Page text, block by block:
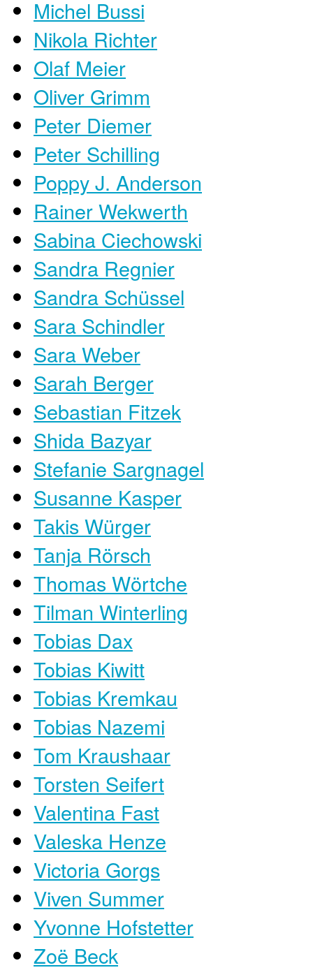
Michel Bussi
Nikola Richter
Olaf Meier
Oliver Grimm
Peter Diemer
Peter Schilling
Poppy J. Anderson
Rainer Wekwerth
Sabina Ciechowski
Sandra Regnier
Sandra Schüssel
Sara Schindler
Sara Weber
Sarah Berger
Sebastian Fitzek
Shida Bazyar
Stefanie Sargnagel
Susanne Kasper
Takis Würger
Tanja Rörsch
Thomas Wörtche
Tilman Winterling
Tobias Dax
Tobias Kiwitt
Tobias Kremkau
Tobias Nazemi
Tom Kraushaar
Torsten Seifert
Valentina Fast
Valeska Henze
Victoria Gorgs
Viven Summer
Yvonne Hofstetter
Zoë Beck